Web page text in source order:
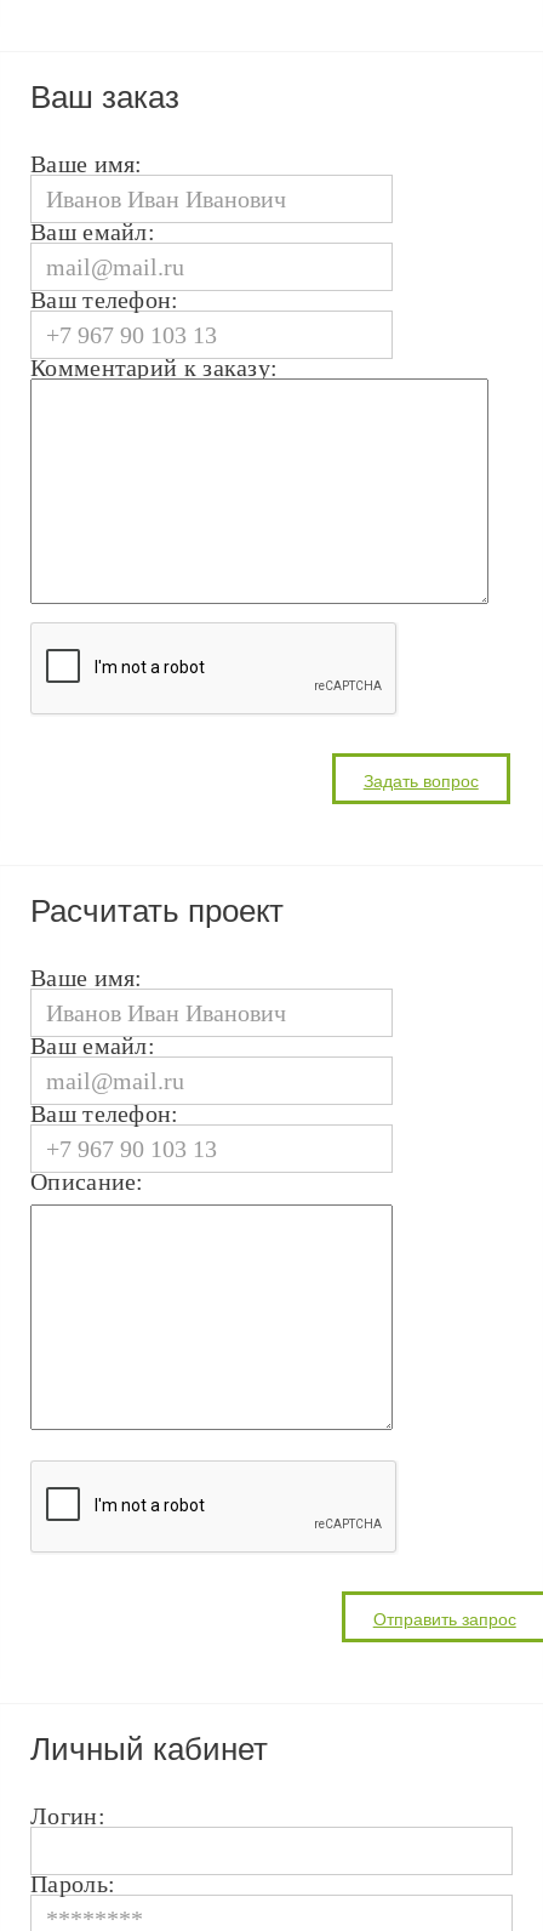
Ваш заказ
Ваше имя:
Ваш емайл:
Ваш телефон:
Комментарий к заказу:
Расчитать проект
Ваше имя:
Ваш емайл:
Ваш телефон:
Описание:
Личный кабинет
Логин:
Пароль: